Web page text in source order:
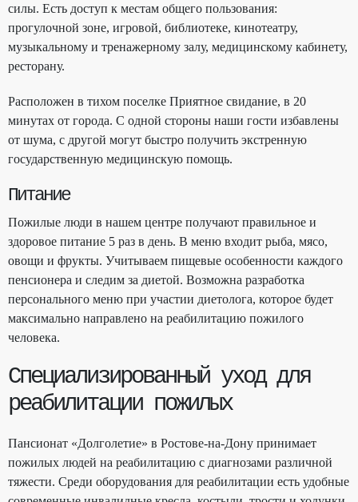
силы. Есть доступ к местам общего пользования:
прогулочной зоне, игровой, библиотеке, кинотеатру,
музыкальному и тренажерному залу, медицинскому кабинету,
ресторану.
Расположен в тихом поселке Приятное свидание, в 20
минутах от города. С одной стороны наши гости избавлены
от шума, с другой могут быстро получить экстренную
государственную медицинскую помощь.
Питание
Пожилые люди в нашем центре получают правильное и
здоровое питание 5 раз в день. В меню входит рыба, мясо,
овощи и фрукты. Учитываем пищевые особенности каждого
пенсионера и следим за диетой. Возможна разработка
персонального меню при участии диетолога, которое будет
максимально направлено на реабилитацию пожилого
человека.
Специализированный уход для
реабилитации пожилых
Пансионат «Долголетие» в Ростове-на-Дону принимает
пожилых людей на реабилитацию с диагнозами различной
тяжести. Среди оборудования для реабилитации есть удобные